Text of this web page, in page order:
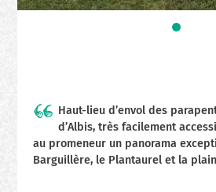
Haut-lieu d’envol des
d’Albis, très facilement
au promeneur un panorama
Barguillère, le Plantaurel et la